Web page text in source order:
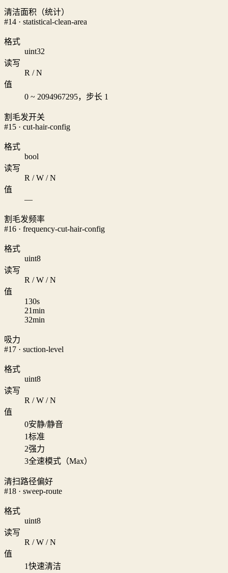
清洁面积（统计）
#14 · statistical-clean-area
格式
uint32
读写
R / N
值
0 ~ 2094967295，步长 1
割毛发开关
#15 · cut-hair-config
格式
bool
读写
R / W / N
值
—
割毛发频率
#16 · frequency-cut-hair-config
格式
uint8
读写
R / W / N
值
130s
21min
32min
吸力
#17 · suction-level
格式
uint8
读写
R / W / N
值
0安静/静音
1标准
2强力
3全速模式（Max）
清扫路径偏好
#18 · sweep-route
格式
uint8
读写
R / W / N
值
1快速清洁